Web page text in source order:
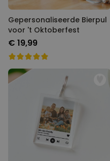
Gepersonaliseerde Bierpul
voor 't Oktoberfest
€ 19,99